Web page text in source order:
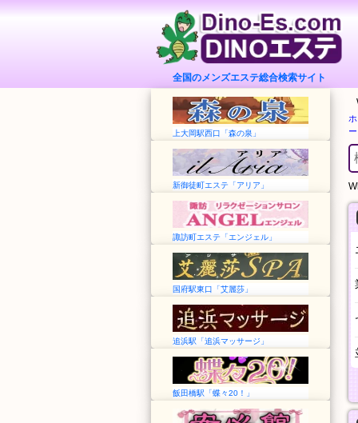
全国のメンズエステ総合検索サイト
上大岡駅西口「森の泉」
新御徒町エステ「アリア」
諏訪町エステ「エンジェル」
国府駅東口「艾麗莎」
追浜駅「追浜マッサージ」
飯田橋駅「蝶々20！」